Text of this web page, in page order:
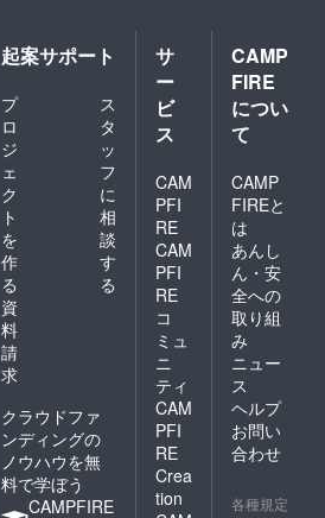
お届け
のリ
ターン
に貼付
された
ラベル
書きを
ご確認
くださ
い。 実
際にお
届けす
るリ
ターン
とパッ
ケージ
等のデ
ザイン
が異な
る場合
があり
ますの
らかじ
い。」
「原材
料及び
添加物
等の食
はお届
け商品
のラベ
ルに表
記され
ます。
商品開
封前に
は必ず
お届け
のリ
ターン
に貼付
された
ラベル
や注意
ご確認
草１で
す。 ※
上記は
２月中
旬に送
頂きま
した写
真です
のでボ
リュー
ムは変
わりま
せんが
5月〜6
月リ
ターン
発送予
定して
おりま
す故
数には
ざいま
揚げひ
じき
しらす
２パッ
ク ワ
カメ１
らすコ
ロッケ
１パッ
記は２
月中旬
に送ら
せて頂
きまし
た内容
です写
真のボ
リュー
ムは変
わりま
5月〜6
月リ
起案サポート
プ
ロ
ジ
ェ
ク
ト
を
作
る
ス
タ
ッ
フ
に
相
談
す
る
資
料
請
求
クラウドファ
ンディングの
ノウハウを無
料で学ぼう
CAMPFIRE
サ
ー
ビ
ス
CAM
PFI
RE
CAM
PFI
RE
コ
ミュ
ニ
ティ
CAM
PFI
RE
Crea
tion
CAMP
FIRE
につい
て
CAMP
FIREと
は
あんし
ん・安
全への
取り組
み
ニュー
ス
ヘルプ
お問い
合わせ
各種規定